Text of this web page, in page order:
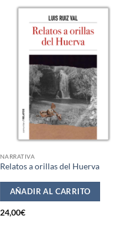
NARRATIVA
Relatos a orillas del Huerva
AÑADIR AL CARRITO
24,00€